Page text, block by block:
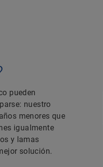
pueden
nuestro
menores que
igualmente
y lamas
solución.